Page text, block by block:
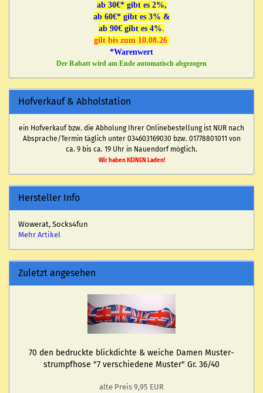
ab 30€* gibt es 2%,
ab 60€* gibt es 3% &
ab 90€ gibt es 4%.
gilt bis zum 10.08.26
*Warenwert
Der Rabatt wird am Ende automatisch abgezogen
Hofverkauf & Abholstation
ein Hofverkauf bzw. die Abholung Ihrer Onlinebestellung ist NUR nach
Absprache/Termin täglich unter 034603169030 bzw. 01778801011 von
ca. 9 bis ca. 19 Uhr in Nauendorf möglich.
Wir haben KEINEN Laden!
Hersteller Info
Wowerat, Socks4fun
Mehr Artikel
Zuletzt angesehen
70 den be­druck­te blick­dich­te & wei­che Damen Mus­ter­
strumpf­ho­se "7 ver­schie­de­ne Mus­ter" Gr. 36/40
alte Preis 9,95 EUR